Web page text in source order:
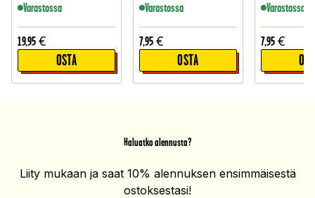
Varastossa
19,95 €
OSTA
Varastossa
7,95 €
OSTA
Varastossa
7,95 €
Haluatko alennusta?
Liity mukaan ja saat 10% alennuksen ensimmäisestä
ostoksestasi!